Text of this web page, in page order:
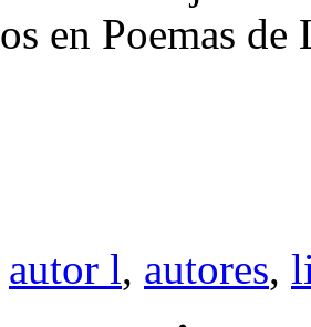
en Poemas de
autor l, autores,